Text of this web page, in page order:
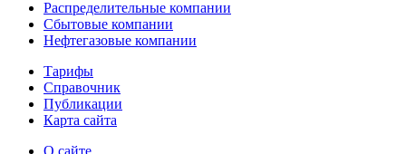
Распределительные компании
Сбытовые компании
Нефтегазовые компании
Тарифы
Справочник
Публикации
Карта сайта
О сайте